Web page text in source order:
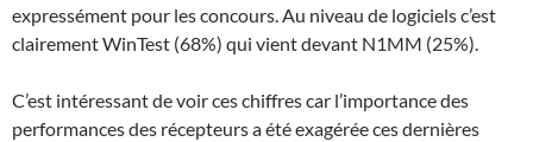
expressément pour les concours. Au niveau de logiciels c’est
clairement WinTest (68%) qui vient devant N1MM (25%).
C’est intéressant de voir ces chiffres car l’importance des
performances des récepteurs a été exagérée ces dernières